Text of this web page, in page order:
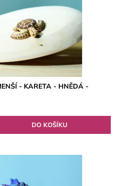
- KARETA - HNĚDÁ -